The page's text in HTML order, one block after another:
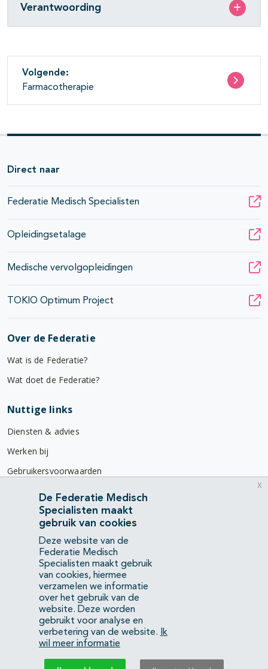
Verantwoording
Volgende:
Farmacotherapie
Direct naar
Federatie Medisch Specialisten
Opleidingsetalage
Medische vervolgopleidingen
TOKIO Optimum Project
Over de Federatie
Wat is de Federatie?
Wat doet de Federatie?
Nuttige links
Diensten & advies
Werken bij
Gebruikersvoorwaarden
Privacyverklaring
Contact
Mercatorlaan 1200
3528 BL Utrecht
(088) 505 34 34
info@richtlijnendatabase.nl
YouTubeLinkedIn
De Federatie Medisch
Specialisten maakt
gebruik van cookies
Deze website van de
Federatie Medisch
Specialisten maakt gebruik
van cookies, hiermee
verzamelen we informatie
over het gebruik van de
website. Deze worden
gebruikt voor analyse en
verbetering van de website.
Ik
wil meer informatie
x